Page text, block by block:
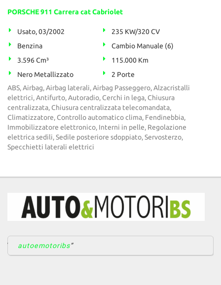
PORSCHE 911 Carrera cat Cabriolet
Usato, 03/2002
235 KW/320 CV
Benzina
Cambio Manuale (6)
3.596 Cm³
115.000 Km
Nero Metallizzato
2 Porte
ABS, Airbag, Airbag laterali, Airbag Passeggero, Alzacristalli
elettrici, Antifurto, Autoradio, Cerchi in lega, Chiusura
centralizzata, Chiusura centralizzata telecomandata,
Climatizzatore, Controllo automatico clima, Fendinebbia,
Immobilizzatore elettronico, Interni in pelle, Regolazione
elettrica sedili, Sedile posteriore sdoppiato, Servosterzo,
Specchietti laterali elettrici
autoemotoribs